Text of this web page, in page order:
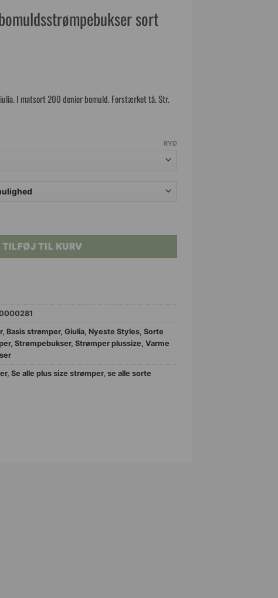
sort
I matsort 200 denier bomuld. Forstærket tå. Str.
RYD
sort 200 DEN. antal
TILFØJ TIL KURV
, Basis strømper, Giulia, Nyeste Styles, Sorte
, Strømpebukser, Strømper plussize, Varme
, Se alle plus size strømper, se alle sorte